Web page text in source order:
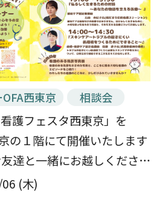
西東京 相談会
護フェスタ西東京」を
の１階にて開催いたします
達と一緒にお越しください
9月5日（土） 10：00～
(木)